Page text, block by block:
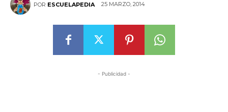
POR ESCUELAPEDIA 25 MARZO, 2014
- Publicidad -